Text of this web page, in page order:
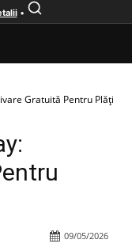
Gratuită Pentru Plăți
09/05/2026
•